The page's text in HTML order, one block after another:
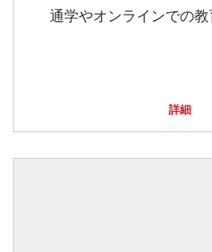
通学やオンラインでの
詳細